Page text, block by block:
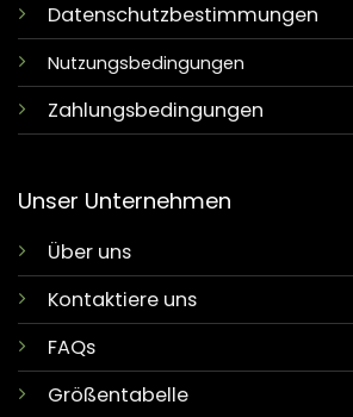
Datenschutzbestimmungen
Nutzungsbedingungen
Zahlungsbedingungen
Unser Unternehmen
Über uns
Kontaktiere uns
FAQs
Größentabelle